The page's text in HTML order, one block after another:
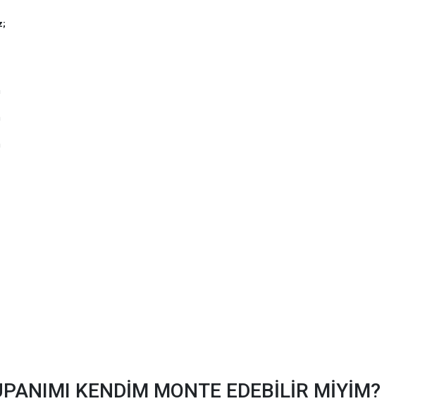
KENDİM MONTE EDEBİLİR MİYİM?